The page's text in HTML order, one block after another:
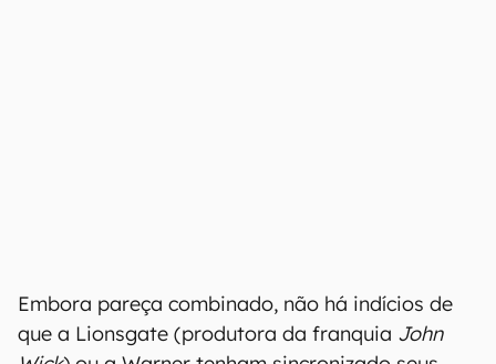
Embora pareça combinado, não há indícios de
que a Lionsgate (produtora da franquia John